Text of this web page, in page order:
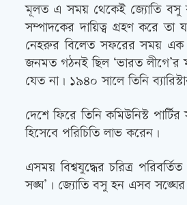
মূলত এ সময় থেকেই জ্যোতি বসু
সম্পাদকের দায়িত্ব গ্রহণ করে
নেহরুর বিলেত সফরের সময় এক
জনমত গঠনই ছিল ‘ভারত লীগে’র
যেত না। ১৯৪০ সালে তিনি
দেশে ফিরে তিনি কমিউনিস্ট
হিসেবে পরিচিতি লাভ করেন।
এসময় বিশ্বযুদ্ধের চরিত্র
সঙ্ঘ’। জ্যোতি বসু হন এসব